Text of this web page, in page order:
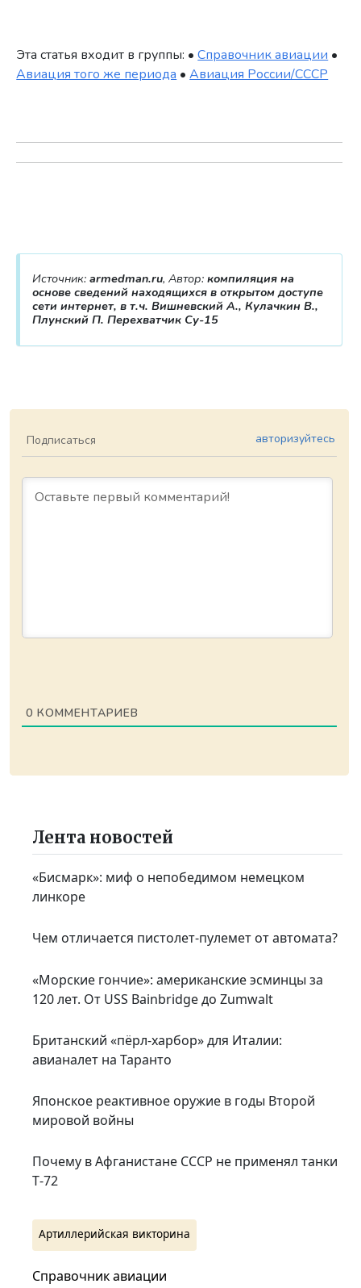
Эта статья входит в группы: •Справочник авиации •
Авиация того же периода •Авиация России/СССР
Источник: armedman.ru, Автор: компиляция на
основе сведений находящихся в открытом доступе
сети интернет, в т.ч. Вишневский А., Кулачкин В.,
Плунский П. Перехватчик Су-15
Подписаться авторизуйтесь
0 КОММЕНТАРИЕВ
Лента новостей
«Бисмарк»: миф о непобедимом немецком
линкоре
Чем отличается пистолет-пулемет от автомата?
«Морские гончие»: американские эсминцы за
120 лет. От USS Bainbridge до Zumwalt
Британский «пёрл-харбор» для Италии:
авианалет на Таранто
Японское реактивное оружие в годы Второй
мировой войны
Почему в Афганистане СССР не применял танки
Т‑72
Артиллерийская викторина
Справочник авиации